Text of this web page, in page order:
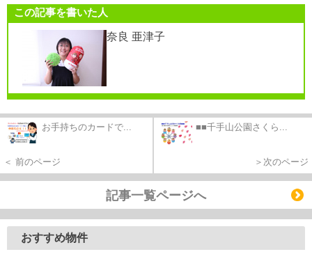
この記事を書いた人
奈良 亜津子
お手持ちのカードで...
＜ 前のページ
■■千手山公園さくら...
＞次のページ
記事一覧ページへ
おすすめ物件